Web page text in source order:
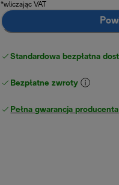
*wliczając VAT
Standardowa bezpłatna
Bezpłatne zwroty
Pełna gwarancja producenta